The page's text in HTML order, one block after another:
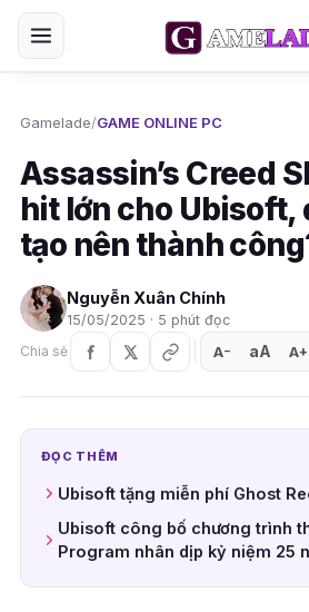
Gamelade/GAME ONLINE PC
Assassin’s Creed
hit lớn cho Ubisoft,
tạo nên thành
Nguyễn Xuân Chính
15/05/2025 · 5 phút đọc
Chia sẻ
A− aA A+
ĐỌC THÊM
Ubisoft tặng miễn phí Ghost
Ubisoft công bố chương trình
Program nhân dịp kỷ niệm 25